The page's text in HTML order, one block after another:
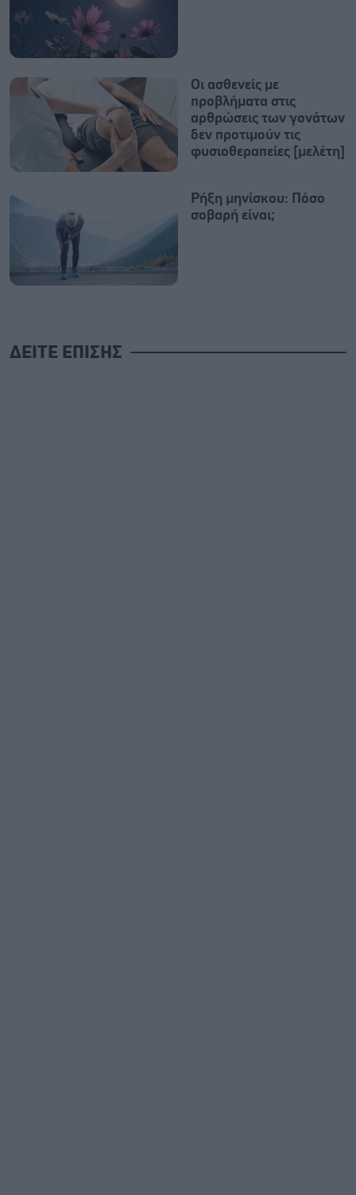
Οι ασθενείς με
προβλήματα στις
αρθρώσεις των γονάτων
δεν προτιμούν τις
φυσιοθεραπείες [μελέτη]
Ρήξη μηνίσκου: Πόσο
σοβαρή είναι;
ΔΕΙΤΕ ΕΠΙΣΗΣ